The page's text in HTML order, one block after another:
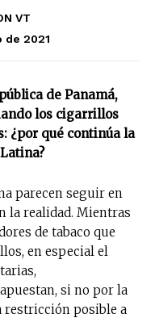
VT
de 2021
de Panamá,
los cigarrillos
¿por qué continúa la
parecen seguir en
la realidad. Mientras
de tabaco que
en especial el
si no por la
posible a